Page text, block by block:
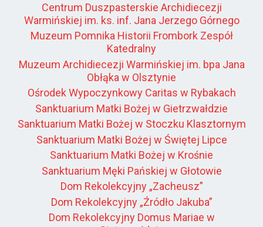
Centrum Duszpasterskie Archidiecezji
Warmińskiej im. ks. inf. Jana Jerzego Górnego
Muzeum Pomnika Historii Frombork Zespół
Katedralny
Muzeum Archidiecezji Warmińskiej im. bpa Jana
Obłąka w Olsztynie
Ośrodek Wypoczynkowy Caritas w Rybakach
Sanktuarium Matki Bożej w Gietrzwałdzie
Sanktuarium Matki Bożej w Stoczku Klasztornym
Sanktuarium Matki Bożej w Świętej Lipce
Sanktuarium Matki Bożej w Krośnie
Sanktuarium Męki Pańskiej w Głotowie
Dom Rekolekcyjny „Zacheusz”
Dom Rekolekcyjny „Źródło Jakuba”
Dom Rekolekcyjny Domus Mariae w